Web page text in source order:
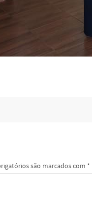
são marcados com *